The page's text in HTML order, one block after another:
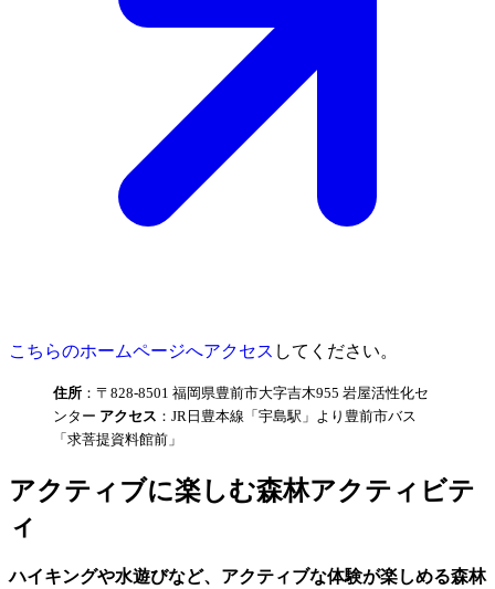
こちらのホームページへアクセス してください。
住所 ：〒828-8501 福岡県豊前市大字吉木955 岩屋活性化セ
ンター アクセス ：JR日豊本線「宇島駅」より豊前市バス
「求菩提資料館前」
アクティブに楽しむ森林アクティビテ
ィ
ハイキングや水遊びなど、アクティブな体験が楽しめる森林